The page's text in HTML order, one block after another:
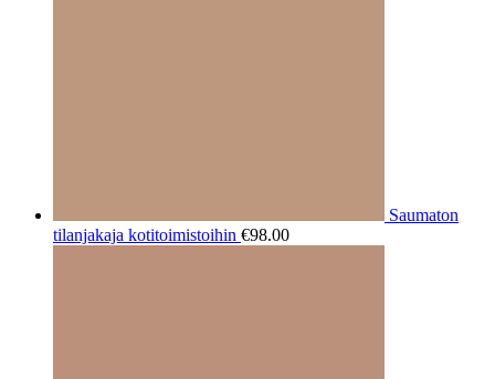
Saumaton
tilanjakaja kotitoimistoihin €98.00